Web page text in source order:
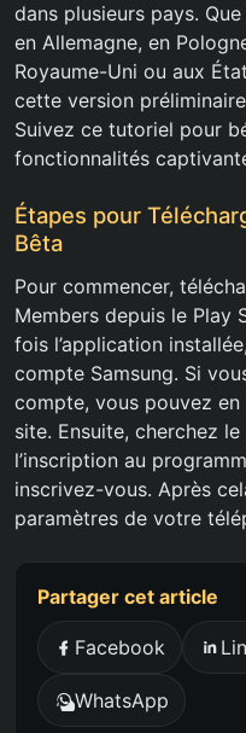
dans plusieurs pays.
en Allemagne, en
Royaume-Uni ou aux
cette version
Suivez ce tutoriel pour
fonctionnalités
Étapes pour
Bêta
Pour commencer,
Members depuis le Play
fois l’application
compte Samsung. Si
compte, vous pouvez
site. Ensuite, cherchez
l’inscription au
inscrivez-vous. Après
paramètres de votre
Partager cet article
Facebook
WhatsApp